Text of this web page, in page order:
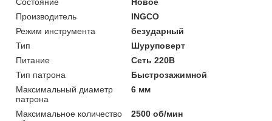
Производитель
INGCO
Режим инструмента
безударный
Тип
Шуруповерт
Питание
Сеть 220В
Тип патрона
Быстрозажимной
Максимальный диаметр
патрона
6 мм
Максимальное количество
2500 об/мин